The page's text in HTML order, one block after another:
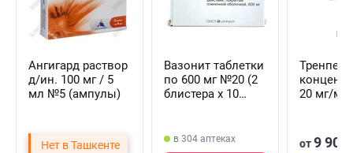
Ангигард раствор
д/ин. 100 мг / 5
мл №5 (ампулы)
Нет в Ташкенте
Вазонит таблетки
по 600 мг №20 (2
блистера х 10
в 304 аптеках
20 мг/мл
от9 900